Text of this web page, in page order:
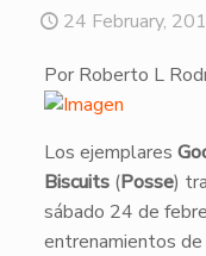
24 February,
Por Roberto L
​Los ejemplares
Biscuits(Posse)
sábado 24 de
entrenamientos